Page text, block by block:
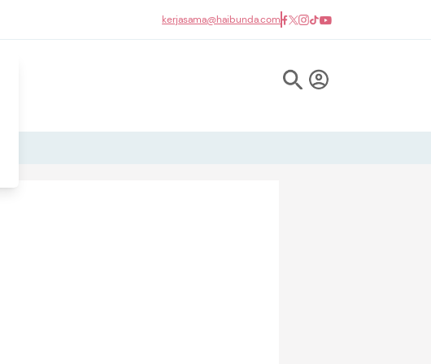
kerjasama@haibunda.com